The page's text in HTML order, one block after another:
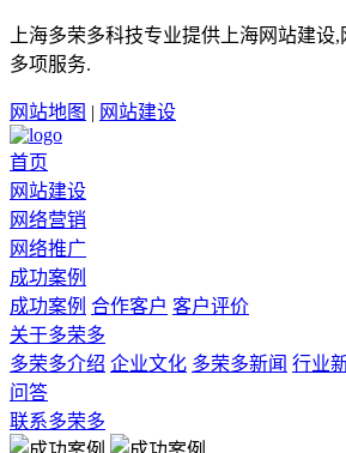
上海多荣多科技专业提供上海网站建设
多项服务.
网站地图 | 网站建设
首页
网站建设
网络营销
网络推广
成功案例
成功案例 合作客户 客户评价
关于多荣多
多荣多介绍 企业文化 多荣多新闻 行业
问答
联系多荣多